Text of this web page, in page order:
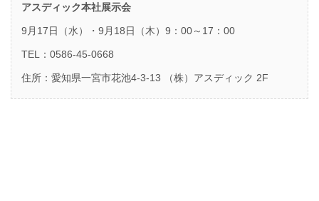
アスディック本社展示会
9月17日（水）・9月18日（木）9：00～17：00
TEL：0586-45-0668
住所：愛知県一宮市花池4-3-13 （株）アスディック 2F